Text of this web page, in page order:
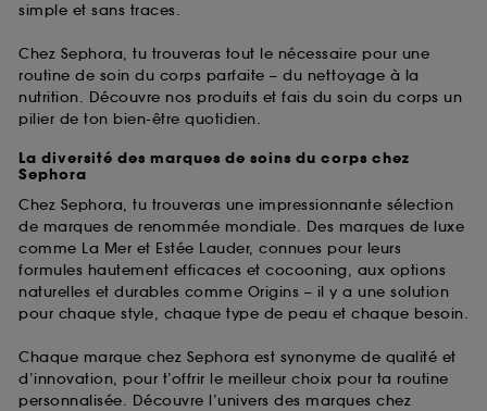
simple et sans traces.
Chez Sephora, tu trouveras tout le nécessaire pour une
routine de soin du corps parfaite – du nettoyage à la
nutrition. Découvre nos produits et fais du soin du corps un
pilier de ton bien-être quotidien.
La diversité des marques de soins du corps chez
Sephora
Chez Sephora, tu trouveras une impressionnante sélection
de marques de renommée mondiale. Des marques de luxe
comme La Mer et Estée Lauder, connues pour leurs
formules hautement efficaces et cocooning, aux options
naturelles et durables comme Origins – il y a une solution
pour chaque style, chaque type de peau et chaque besoin.
Chaque marque chez Sephora est synonyme de qualité et
d’innovation, pour t’offrir le meilleur choix pour ta routine
personnalisée. Découvre l’univers des marques chez